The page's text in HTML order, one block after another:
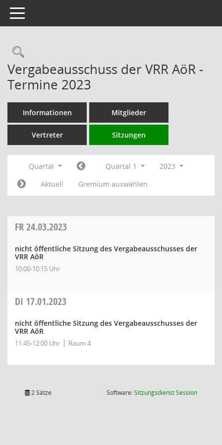
Toggle navigation
Rechercheauswahl
Vergabeausschuss der VRR AöR -
Termine 2023
Informationen Mitglieder
Vertreter Sitzungen
Quartal Quartal 1
2023
Aktuell
Gremium auswählen
FR24.03.2023
nicht öffentliche Sitzung des Vergabeausschusses der
VRR AöR
10:00-10:15 Uhr
DI 17.01.2023
nicht öffentliche Sitzung des Vergabeausschusses der
VRR AöR
11:45-12:00 Uhr Raum 4
2 Sätze Software:SitzungsdienstSession(Wird in